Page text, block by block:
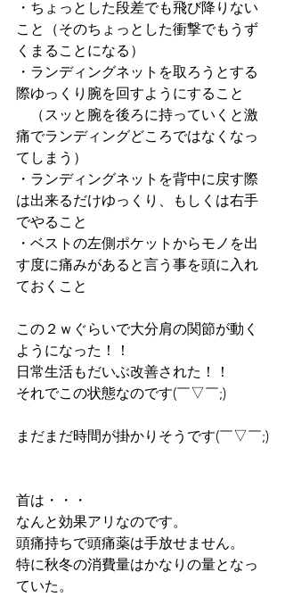
・ちょっとした段差でも飛び降りない
こと（そのちょっとした衝撃でもうず
くまることになる）
・ランディングネットを取ろうとする
際ゆっくり腕を回すようにすること
（スッと腕を後ろに持っていくと激
痛でランディングどころではなくなっ
てしまう）
・ランディングネットを背中に戻す際
は出来るだけゆっくり、もしくは右手
でやること
・ベストの左側ポケットからモノを出
す度に痛みがあると言う事を頭に入れ
ておくこと
この２ｗぐらいで大分肩の関節が動く
ようになった！！
日常生活もだいぶ改善された！！
それでこの状態なのです(￣▽￣;)
まだまだ時間が掛かりそうです(￣▽￣;)
首は・・・
なんと効果アリなのです。
頭痛持ちで頭痛薬は手放せません。
特に秋冬の消費量はかなりの量となっ
ていた。